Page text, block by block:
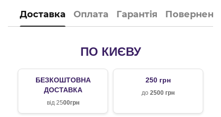
Доставка Оплата Гарантія
ПО КИЄВУ
БЕЗКОШТОВНА
ДОСТАВКА
від 2500грн
250 грн
до 2500 грн